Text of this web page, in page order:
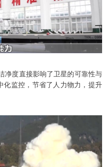
净度直接影响了卫星的可靠性与
化监控，节省了人力物力，提升